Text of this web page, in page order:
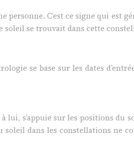
C’est ce signe qui est
soleil se trouvait dans cette
se base sur les dates
s’appuie sur les positions du
soleil dans les constellations ne